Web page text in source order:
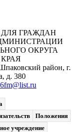
ГРАЖДАН
ОКРУГА
район, г.
д. 380
Положения
учреждение